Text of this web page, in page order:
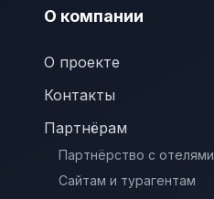
О компании
О проекте
Контакты
Партнёрам
Партнёрство с отелями
Сайтам и турагентам